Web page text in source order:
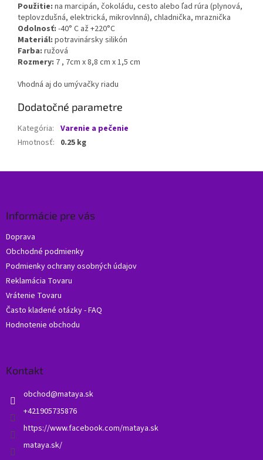
Použitie: na marcipán, čokoládu, cesto alebo ľad rúra (plynová,
teplovzdušná, elektrická, mikrovlnná), chladnička, mraznička
Odolnosť: -40° C až +220°C
Materiál: potravinársky silikón
Farba: ružová
Rozmery: 7 , 7cm x 8,8 cm x 1,5 cm
Vhodná aj do umývačky riadu
Dodatočné parametre
Kategória: Varenie a pečenie
Hmotnosť: 0.25 kg
Informácie pre vás
Doprava
Obchodné podmienky
Podmienky ochrany osobných údajov
Reklamácia Tovaru
Vrátenie Tovaru
Často kladené otázky - FAQ
Hodnotenie obchodu
Kontakt
obchod@mataya.sk
+421905735876
https://www.facebook.com/mataya.sk
mataya.sk/